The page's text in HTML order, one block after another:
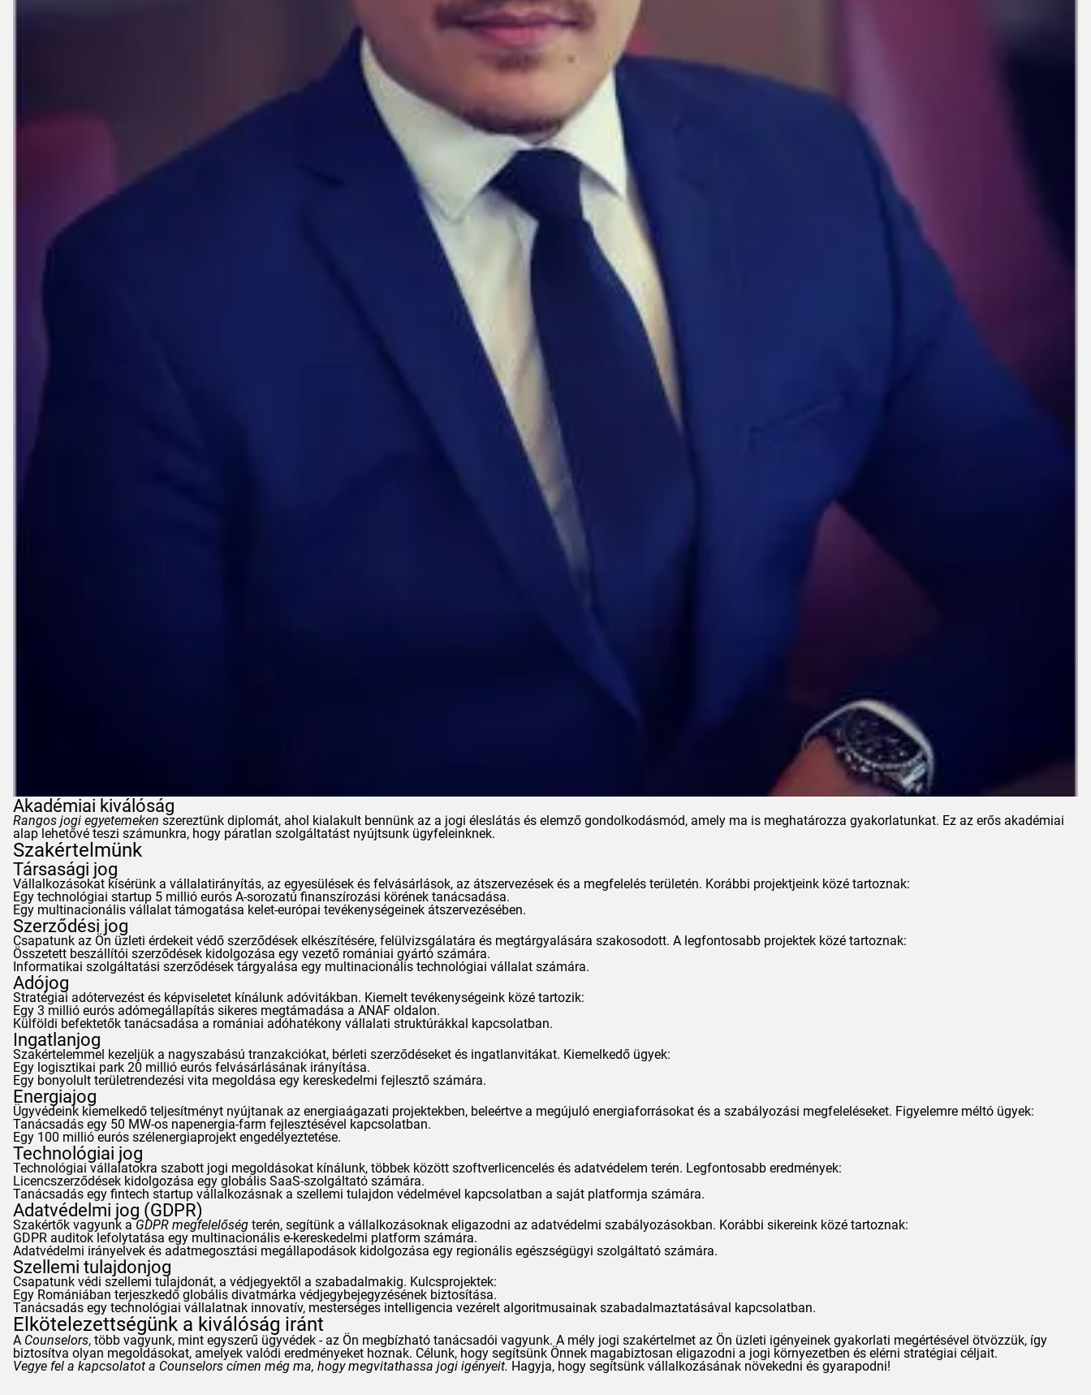
Akadémiai kiválóság
Rangos jogi egyetemeken szereztünk diplomát, ahol kialakult bennünk az a jogi éleslátás és elemző gondolkodásmód, amely ma is meghatározza gyakorlatunkat. Ez az erős akadémiai
alap lehetővé teszi számunkra, hogy páratlan szolgáltatást nyújtsunk ügyfeleinknek.
Szakértelmünk
Társasági jog
Vállalkozásokat kísérünk a vállalatirányítás, az egyesülések és felvásárlások, az átszervezések és a megfelelés területén. Korábbi projektjeink közé tartoznak:
Egy technológiai startup 5 millió eurós A-sorozatú finanszírozási körének tanácsadása.
Egy multinacionális vállalat támogatása kelet-európai tevékenységeinek átszervezésében.
Szerződési jog
Csapatunk az Ön üzleti érdekeit védő szerződések elkészítésére, felülvizsgálatára és megtárgyalására szakosodott. A legfontosabb projektek közé tartoznak:
Összetett beszállítói szerződések kidolgozása egy vezető romániai gyártó számára.
Informatikai szolgáltatási szerződések tárgyalása egy multinacionális technológiai vállalat számára.
Adójog
Stratégiai adótervezést és képviseletet kínálunk adóvitákban. Kiemelt tevékenységeink közé tartozik:
Egy 3 millió eurós adómegállapítás sikeres megtámadása a ANAF oldalon.
Külföldi befektetők tanácsadása a romániai adóhatékony vállalati struktúrákkal kapcsolatban.
Ingatlanjog
Szakértelemmel kezeljük a nagyszabású tranzakciókat, bérleti szerződéseket és ingatlanvitákat. Kiemelkedő ügyek:
Egy logisztikai park 20 millió eurós felvásárlásának irányítása.
Egy bonyolult területrendezési vita megoldása egy kereskedelmi fejlesztő számára.
Energiajog
Ügyvédeink kiemelkedő teljesítményt nyújtanak az energiaágazati projektekben, beleértve a megújuló energiaforrásokat és a szabályozási megfeleléseket. Figyelemre méltó ügyek:
Tanácsadás egy 50 MW-os napenergia-farm fejlesztésével kapcsolatban.
Egy 100 millió eurós szélenergiaprojekt engedélyeztetése.
Technológiai jog
Technológiai vállalatokra szabott jogi megoldásokat kínálunk, többek között szoftverlicencelés és adatvédelem terén. Legfontosabb eredmények:
Licencszerződések kidolgozása egy globális SaaS-szolgáltató számára.
Tanácsadás egy fintech startup vállalkozásnak a szellemi tulajdon védelmével kapcsolatban a saját platformja számára.
Adatvédelmi jog (GDPR)
Szakértők vagyunk aGDPR megfelelőség terén, segítünk a vállalkozásoknak eligazodni az adatvédelmi szabályozásokban. Korábbi sikereink közé tartoznak:
GDPR auditok lefolytatása egy multinacionális e-kereskedelmi platform számára.
Adatvédelmi irányelvek és adatmegosztási megállapodások kidolgozása egy regionális egészségügyi szolgáltató számára.
Szellemi tulajdonjog
Csapatunk védi szellemi tulajdonát, a védjegyektől a szabadalmakig. Kulcsprojektek:
Egy Romániában terjeszkedő globális divatmárka védjegybejegyzésének biztosítása.
Tanácsadás egy technológiai vállalatnak innovatív, mesterséges intelligencia vezérelt algoritmusainak szabadalmaztatásával kapcsolatban.
Elkötelezettségünk a kiválóság iránt
A Counselors, több vagyunk, mint egyszerű ügyvédek - az Ön megbízható tanácsadói vagyunk. A mély jogi szakértelmet az Ön üzleti igényeinek gyakorlati megértésével ötvözzük, így
biztosítva olyan megoldásokat, amelyek valódi eredményeket hoznak. Célunk, hogy segítsünk Önnek magabiztosan eligazodni a jogi környezetben és elérni stratégiai céljait.
Vegye fel a kapcsolatot a Counselors címen még ma, hogy megvitathassa jogi igényeit. Hagyja, hogy segítsünk vállalkozásának növekedni és gyarapodni!